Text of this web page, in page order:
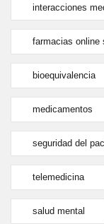
interacciones
farmacias online
bioequivalencia
medicamentos
seguridad del
telemedicina
salud mental